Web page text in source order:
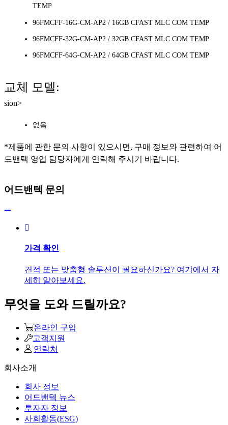
TEMP
96FMCFF-16G-CM-AP2 / 16GB CFAST MLC COM TEMP
96FMCFF-32G-CM-AP2 / 32GB CFAST MLC COM TEMP
96FMCFF-64G-CM-AP2 / 64GB CFAST MLC COM TEMP
교체 모델:
sion>
없음
*제품에 관한 문의 사항이 있으시면, 구매 정보와 관련하여 어
드밴텍 영업 담당자에게 연락해 주시기 바랍니다.
어드밴텍 문의
가격 확인
견적 또는 맞춤형 솔루션이 필요하신가요? 여기에서 자
세히 알아보세요.
무엇을 도와 드릴까요?
온라인 구입
고객지원
연락처
회사소개
회사 정보
어드밴텍 뉴스
투자자 정보
사회활동(ESG)